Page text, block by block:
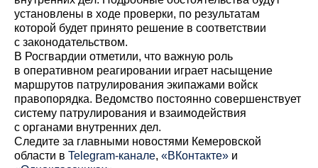
установлены в ходе проверки, по результатам
которой будет принято решение в соответствии
с законодательством.
В Росгвардии отметили, что важную роль
в оперативном реагировании играет насыщение
маршрутов патрулирования экипажами войск
правопорядка. Ведомство постоянно совершенствует
систему патрулирования и взаимодействия
с органами внутренних дел.
Cледите за главными новостями Кемеровской
области в Telegram-канале, «ВКонтакте» и